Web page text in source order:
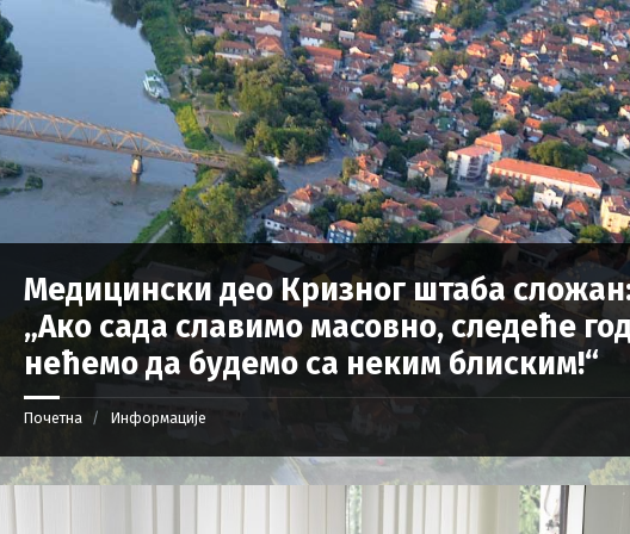
Медицински део Кризног штаба
„Ако сада славимо масовно, следеће
нећемо да будемо са неким блиским!“
Почетна Информације